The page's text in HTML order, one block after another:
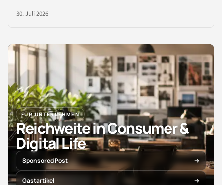
30. Juli 2026
FÜR UNTERNEHMEN
Reichweite in Consumer &
Digital Life
Sponsored Post
Gastartikel